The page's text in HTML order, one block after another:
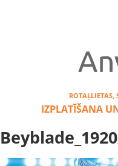
ROTAĻLIETAS,
IZPLATĪŠANA